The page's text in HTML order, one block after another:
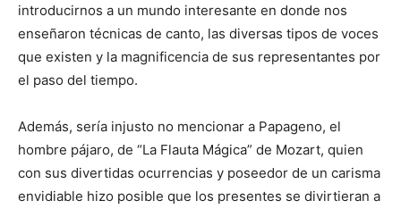
introducirnos a un mundo interesante en donde nos
enseñaron técnicas de canto, las diversas tipos de voces
que existen y la magnificencia de sus representantes por
el paso del tiempo.
Además, sería injusto no mencionar a Papageno, el
hombre pájaro, de “La Flauta Mágica” de Mozart, quien
con sus divertidas ocurrencias y poseedor de un carisma
envidiable hizo posible que los presentes se divirtieran a